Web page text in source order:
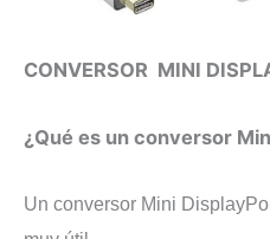
CONVERSOR MINI
¿Qué es un conversor
Un conversor Mini